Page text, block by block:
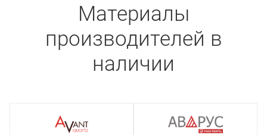
Материалы
производителей в
наличии